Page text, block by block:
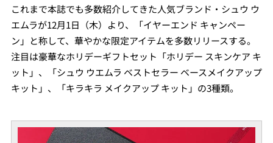
これまで本誌でも多数紹介してきた人気ブランド・シュウ ウ
エムラが12月1日（木）より、「イヤーエンド キャンペー
ン」と称して、華やかな限定アイテムを多数リリースする。
注目は豪華なホリデーギフトセット「ホリデー スキンケア キ
ット」、「シュウ ウエムラ ベストセラー ベースメイクアップ
キット」、「キラキラ メイクアップ キット」の3種類。